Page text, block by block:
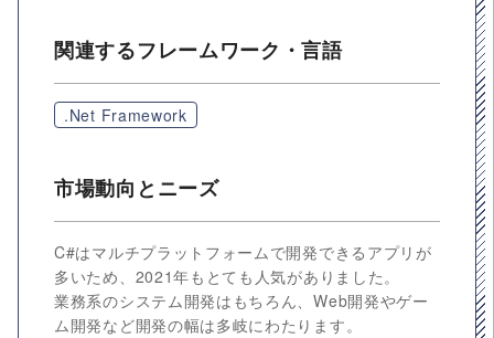
関連するフレームワーク・言語
.Net Framework
市場動向とニーズ
C#はマルチプラットフォームで開発できるアプリが
多いため、2021年もとても人気がありました。
業務系のシステム開発はもちろん、Web開発やゲー
ム開発など開発の幅は多岐にわたります。